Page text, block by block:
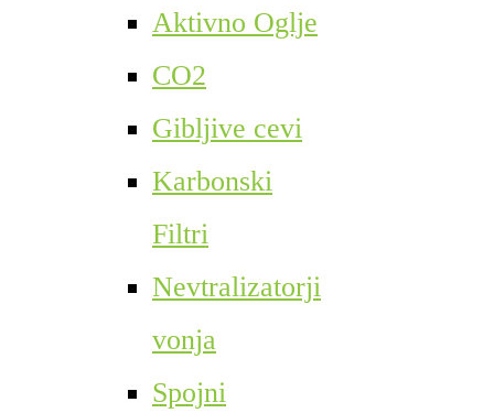
Aktivno Oglje
CO2
Gibljive cevi
Karbonski
Filtri
Nevtralizatorji
vonja
Spojni